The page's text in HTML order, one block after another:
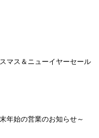
マス＆ニューイヤーセール！
年始の営業のお知らせ～